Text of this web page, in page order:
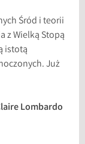
Śród i teorii
z Wielką Stopą
istotą
Już
Lombardo